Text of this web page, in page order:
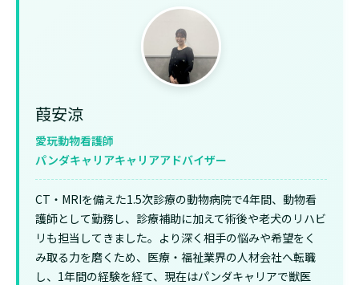
葭安涼
愛玩動物看護師
パンダキャリアキャリアアドバイザー
CT・MRIを備えた1.5次診療の動物病院で4年間、動物看
護師として勤務し、診療補助に加えて術後や老犬のリハビ
リも担当してきました。より深く相手の悩みや希望をく
み取る力を磨くため、医療・福祉業界の人材会社へ転職
し、1年間の経験を経て、現在はパンダキャリアで獣医